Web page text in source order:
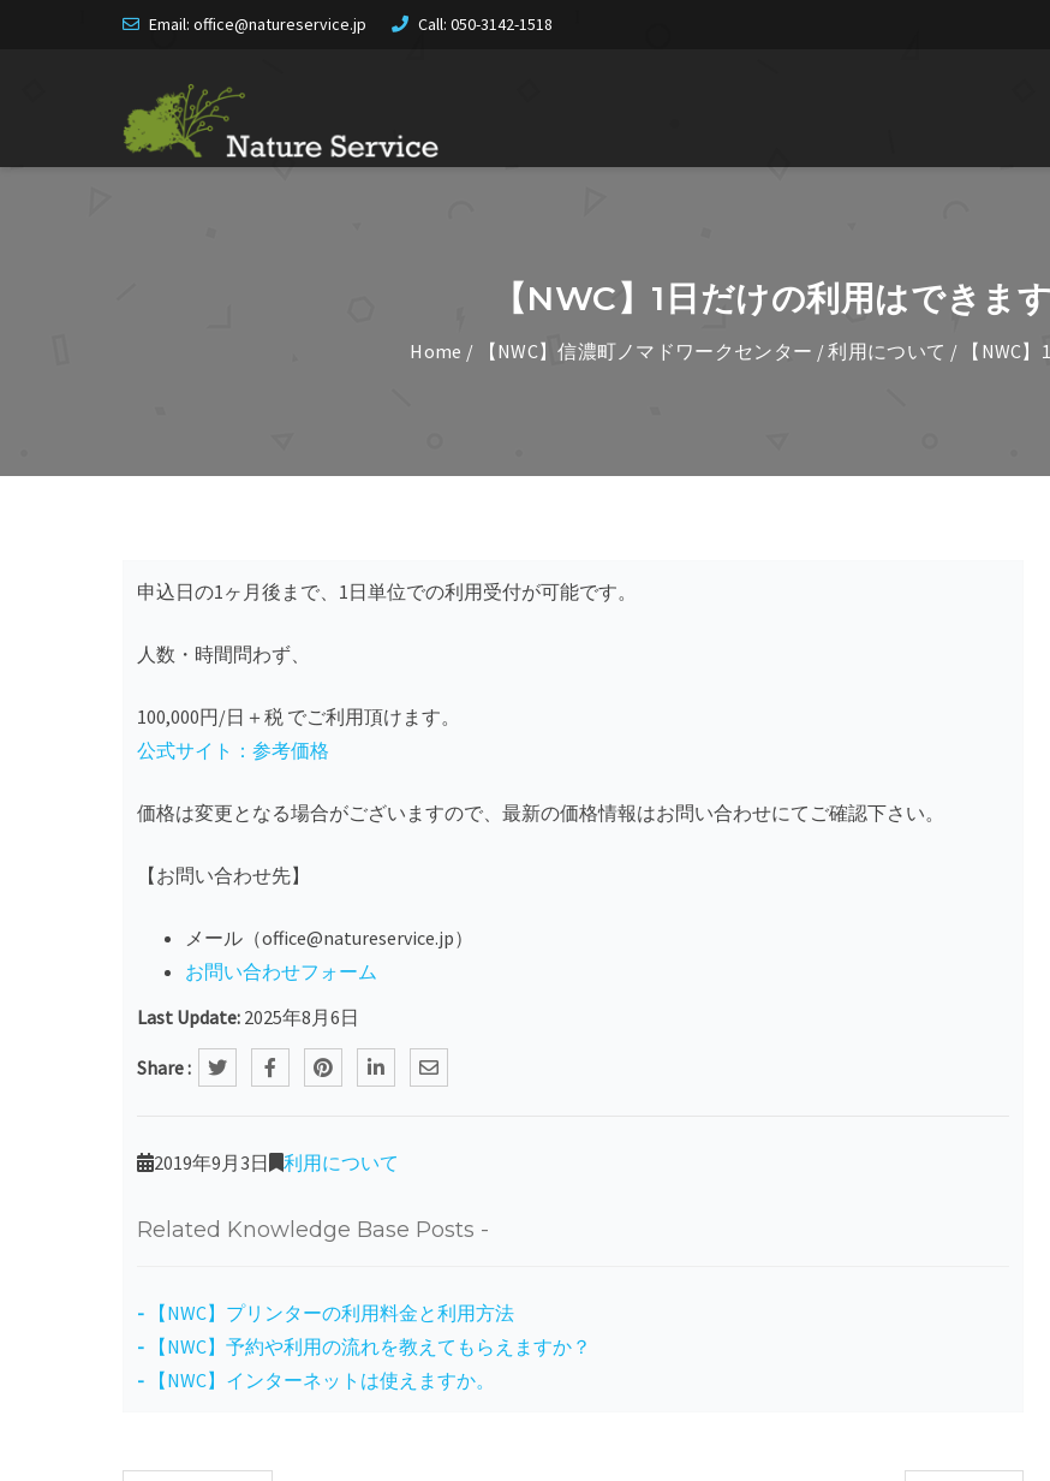
Email: office@natureservice.jp Call: 050-3142-1518
【NWC】1日だけの利用はできま
Home / 【NWC】信濃町ノマドワークセンター /利用について / 【NWC
申込日の1ヶ月後まで、1日単位での利用受付が可能です。
人数・時間問わず、
100,000円/日＋税 でご利用頂けます。
公式サイト：参考価格
価格は変更となる場合がございますので、最新の価格情報はお問い合わせにてご確認下さい。
【お問い合わせ先】
メール（office@natureservice.jp）
お問い合わせフォーム
Last Update: 2025年8月6日
Share :
2019年9月3日 利用について
Related Knowledge Base Posts -
【NWC】プリンターの利用料金と利用方法
【NWC】予約や利用の流れを教えてもらえますか？
【NWC】インターネットは使えますか。